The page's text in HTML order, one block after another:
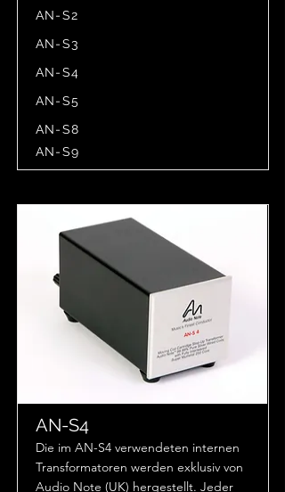
AN-S2
AN-S3
AN-S4
AN-S5
AN-S8
AN-S9
AN-S4
Die im AN-S4 verwendeten internen
Transformatoren werden exklusiv von
Audio Note (UK) hergestellt. Jeder